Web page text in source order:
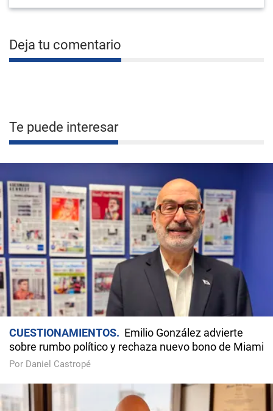
Deja tu comentario
Te puede interesar
CUESTIONAMIENTOS
Emilio González advierte
sobre rumbo político y rechaza nuevo bono de Miami
Por Daniel Castropé